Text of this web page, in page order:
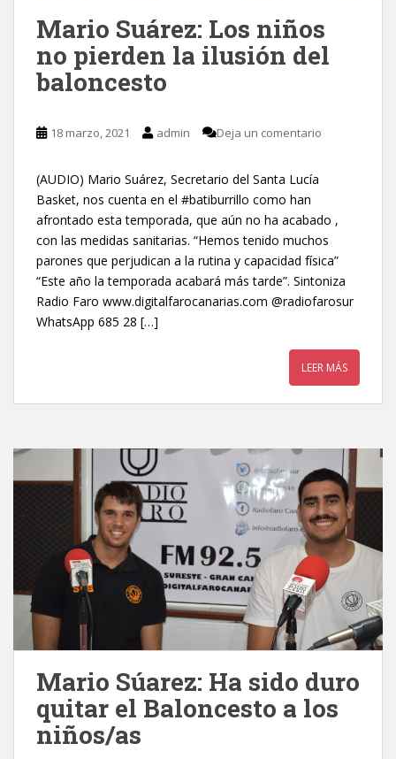
Mario Suárez: Los niños
no pierden la ilusión del
baloncesto
18 marzo, 2021 admin Deja un comentario
(AUDIO) Mario Suárez, Secretario del Santa Lucía
Basket, nos cuenta en el #batiburrillo como han
afrontado esta temporada, que aún no ha acabado ,
con las medidas sanitarias. “Hemos tenido muchos
parones que perjudican a la rutina y capacidad física”
“Este año la temporada acabará más tarde”. Sintoniza
Radio Faro www.digitalfarocanarias.com @radiofarosur
WhatsApp 685 28 […]
LEER MÁS
Mario Súarez: Ha sido duro
quitar el Baloncesto a los
niños/as